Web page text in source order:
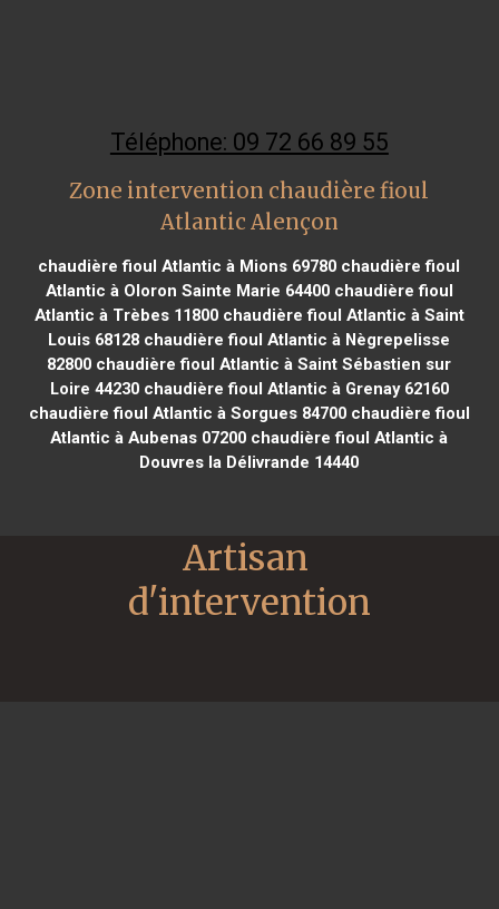
Téléphone: 09 72 66 89 55
Zone intervention chaudière fioul
Atlantic Alençon
chaudière fioul Atlantic à Mions 69780 chaudière fioul
Atlantic à Oloron Sainte Marie 64400chaudière fioul
Atlantic à Trèbes 11800chaudière fioul Atlantic à Saint
Louis 68128 chaudière fioul Atlantic à Nègrepelisse
82800 chaudière fioul Atlantic à Saint Sébastien sur
Loire 44230chaudière fioul Atlantic à Grenay 62160
chaudière fioul Atlantic à Sorgues 84700chaudière fioul
Atlantic à Aubenas 07200 chaudière fioul Atlantic à
Douvres la Délivrande 14440
Artisan
d'intervention